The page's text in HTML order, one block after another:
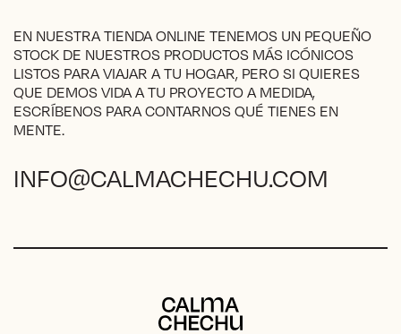
de
producto
EN NUESTRA TIENDA ONLINE TENEMOS UN PEQUEÑO
STOCK DE NUESTROS PRODUCTOS MÁS ICÓNICOS
LISTOS PARA VIAJAR A TU HOGAR, PERO SI QUIERES
QUE DEMOS VIDA A TU PROYECTO A MEDIDA,
ESCRÍBENOS PARA CONTARNOS QUÉ TIENES EN
MENTE.
INFO@CALMACHECHU.COM